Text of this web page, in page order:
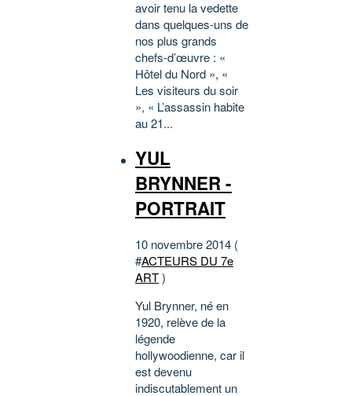
avoir tenu la vedette
dans quelques-uns de
nos plus grands
chefs-d’œuvre : «
Hôtel du Nord », «
Les visiteurs du soir
», « L’assassin habite
au 21...
YUL
BRYNNER -
PORTRAIT
10 novembre 2014 (
#ACTEURS DU 7e
ART)
Yul Brynner, né en
1920, relève de la
légende
hollywoodienne, car il
est devenu
indiscutablement un